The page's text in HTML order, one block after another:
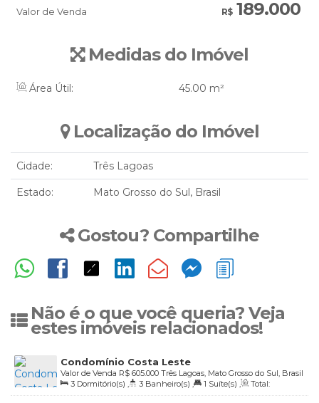
R$189.000
Valor de Venda
Medidas do Imóvel
Área Útil: 45.00 m²
Localização do Imóvel
Cidade: Três Lagoas
Estado: Mato Grosso do Sul, Brasil
Gostou? Compartilhe
Não é o que você queria? Veja
estes imóveis relacionados!
Condomínio Costa Leste
R$ 605.000
Valor de Venda
Três Lagoas, Mato Grosso do Sul, Brasil
3 Dormitório(s) , 3 Banheiro(s) , 1 Suíte(s) ,
Total:
288.00m² , 2 Vaga(s) , Útil: 133.00m²